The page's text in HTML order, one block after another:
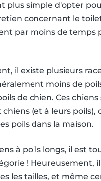
plus simple d'opter
concernant le
par moins de temps
il existe plusieurs
moins de
de chien. Ces
(et à leurs poils),
poils dans la maison.
à poils longs, il est
! Heureusement,
les tailles, et même